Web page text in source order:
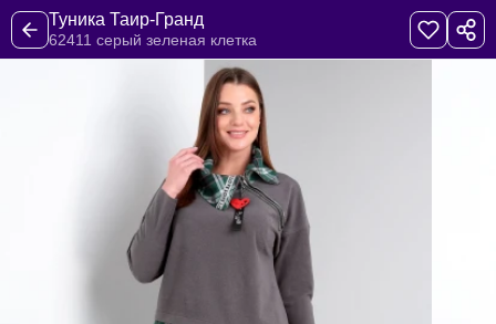
Туника Таир-Гранд
62411 серый зеленая клетка